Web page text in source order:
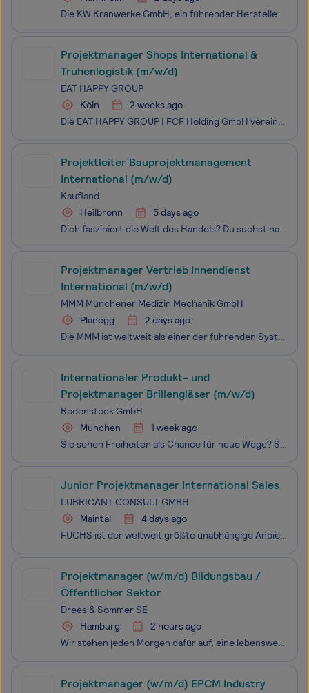
Die KW Kranwerke GmbH, ein führender Hersteller von innovativen, langlebigen und leistungsstarken Prozesskran-und Kiesbaggerlösungen, steht seit Jahrzehnten für höchste Zuverlässigkeit, Präzision und technischen Fortschritt. Mit unseren maßgeschneiderten Lösungen unterstützen wir weltweit Unternehme
Projektmanager Shops International &
Truhenlogistik (m/w/d)
EAT HAPPY GROUP
Köln
2 weeks ago
Die EAT HAPPY GROUP | FCF Holding GmbH vereint mit EAT HAPPY, YUZU, WAKAME , THE SUSHI LAB und CANDY CUISINE verschiedene innovative Food-Konzepte unter einem Dach.Bei der EAT HAPPY GROUP | FCF Holding GmbH erwartet dich mehr als ein Job.In unserem Headquarter in Köln sorgen rund 220 Mitarb
Projektleiter Bauprojektmanagement
International (m/w/d)
Kaufland
Heilbronn
5 days ago
Dich fasziniert die Welt des Handels? Du suchst nach abwechslungsreichen Aufgaben und besten Perspektiven für deine Zukunft? Dann bist du hier richtig! Bei Kaufland gehörst du von Beginn an zu einem starken Team und kannst zeigen, was in dir steckt. Werde auch du ein Teil von #teamkaufland!
Projektmanager Vertrieb Innendienst
International (m/w/d)
MMM Münchener Medizin Mechanik GmbH
Planegg
2 days ago
Die MMM ist weltweit als einer der führenden Systemanbieter seit 1954 im Dienst der Gesundheit tätig. Wir bieten ein komplettes Produkt- und Dienstleistungsangebot rund um die Reinigung, Desinfektion und Sterilisation in den Bereichen Healthcare und Life Science. Mehr als 1200 Mitarbeiter an Standor
Internationaler Produkt- und
Projektmanager Brillengläser (m/w/d)
Rodenstock GmbH
München
1 week ago
Sie sehen Freiheiten als Chance für neue Wege? Sie sagen, was Sie denken, und Sie tun, was Sie sagen? Erfolge treiben Sie an, neue Herausforderungen anzunehmen und diese mit Leidenschaft zu meistern? Dann sind Sie bei uns genau richtig! Über uns Die Rodenstock Group ist ein internationaler Innovatio
Junior Projektmanager International Sales
LUBRICANT CONSULT GMBH
Maintal
4 days ago
FUCHS ist der weltweit größte unabhängige Anbieter von innovativen Schmierstofflösungen für nahezu alle Branchen und Anwendungsbereiche. Unsere Produkte und Lösungen halten die Welt in Bewegung, auch wenn diese nicht immer sichtbar sind. Entscheidend ist, dass jeder Einzelne unserer über 6.000 Mitar
Projektmanager (w/m/d) Bildungsbau /
Öffentlicher Sektor
Drees & Sommer SE
Hamburg
2 hours ago
Wir stehen jeden Morgen dafür auf, eine lebenswerte Zukunft für nachfolgende Generationen zu schaffen. Je nach Projekt sind wir Berater, Umsetzer – oder beides – nachhaltiger, innovativer und wirtschaftlicher Lösungen für Immobilien, Industrie, Energie und Infrastruktur. In interdisziplinären Teams
Projektmanager (w/m/d) EPCM Industry